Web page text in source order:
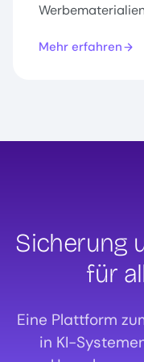
Mehr erfahren
Sicherung
für
Eine Plattform
in KI-